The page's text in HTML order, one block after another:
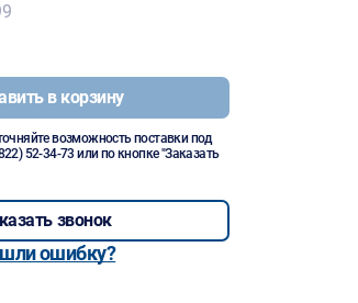
в корзину
возможность поставки под
52-34-73 или по кнопке "Заказать
звонок
ошибку?